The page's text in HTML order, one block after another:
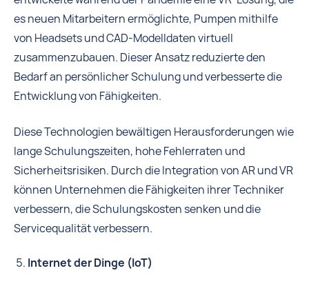
es neuen Mitarbeitern ermöglichte, Pumpen mithilfe
von Headsets und CAD-Modelldaten virtuell
zusammenzubauen. Dieser Ansatz reduzierte den
Bedarf an persönlicher Schulung und verbesserte die
Entwicklung von Fähigkeiten.
Diese Technologien bewältigen Herausforderungen wie
lange Schulungszeiten, hohe Fehlerraten und
Sicherheitsrisiken. Durch die Integration von AR und VR
können Unternehmen die Fähigkeiten ihrer Techniker
verbessern, die Schulungskosten senken und die
Servicequalität verbessern.
Internet der Dinge (IoT)